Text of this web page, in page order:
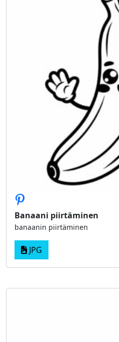
Banaani piirtäminen
banaanin piirtäminen
JPG